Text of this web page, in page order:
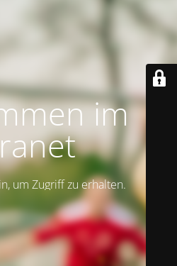
im
um Zugriff zu erhalten.